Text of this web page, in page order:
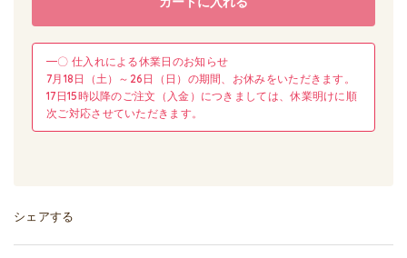
━〇 仕入れによる休業日のお知らせ
7月18日（土）～26日（日）の期間、お休みをいただきます。
17日15時以降のご注文（入金）につきましては、休業明けに順
次ご対応させていただきます。
シェアする